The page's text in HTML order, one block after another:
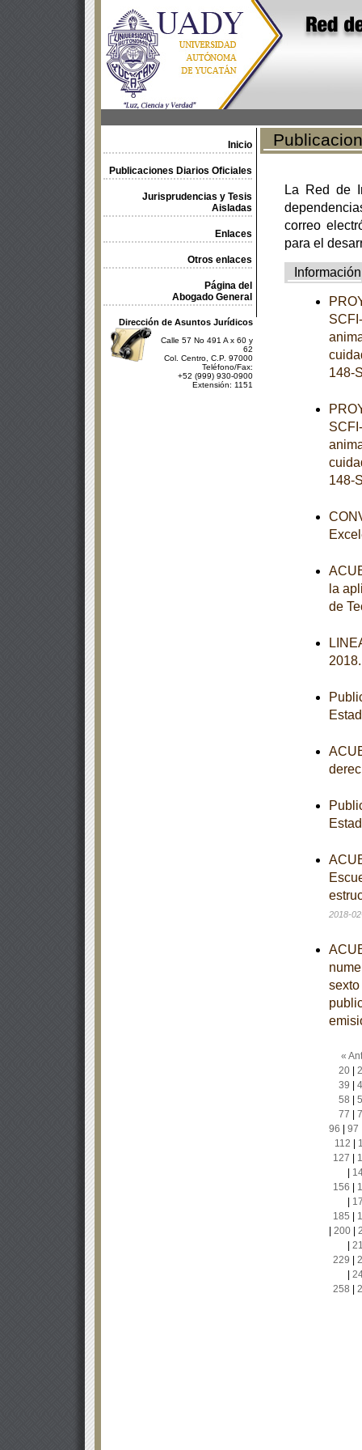
Inicio
Publicaciones Diarios Oficiales
Jurisprudencias y Tesis
Aisladas
Enlaces
Otros enlaces
Página del
Abogado General
Dirección de Asuntos Jurídicos
Calle 57 No 491 A x 60 y
62
Col. Centro, C.P. 97000
Teléfono/Fax:
+52 (999) 930-0900
Extensión: 1151
La Red de
correo
para el
Información
148-
148-
la
de
2018-
«
20|
39
58
77
96
97
112
127
156
185
200|
229
258